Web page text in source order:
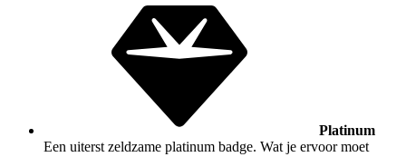
Platinum
Een uiterst zeldzame platinum badge. Wat je ervoor moet